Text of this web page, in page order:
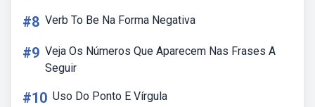
#8 Verb To Be Na Forma Negativa
#9 Veja Os Números Que Aparecem Nas Frases A
Seguir
#10 Uso Do Ponto E Vírgula